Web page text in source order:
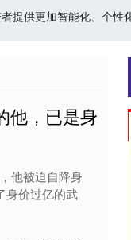
提供更加智能化、个性
他，已是身
他被迫自降身
身价过亿的武